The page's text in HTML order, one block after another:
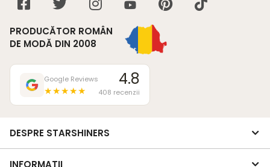
PRODUCĂTOR ROMÂN
DE MODĂ DIN 2008
Google Reviews
★★★★★
4.8
408 recenzii
DESPRE STARSHINERS